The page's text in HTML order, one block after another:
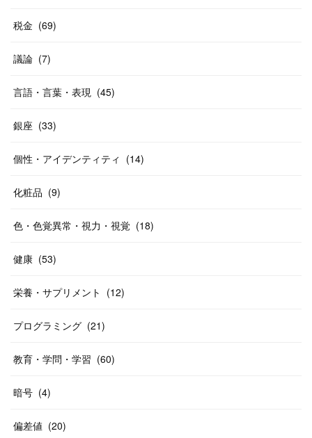
税金 (69)
議論 (7)
言語・言葉・表現 (45)
銀座 (33)
個性・アイデンティティ (14)
化粧品 (9)
色・色覚異常・視力・視覚 (18)
健康 (53)
栄養・サプリメント (12)
プログラミング (21)
教育・学問・学習 (60)
暗号 (4)
偏差値 (20)